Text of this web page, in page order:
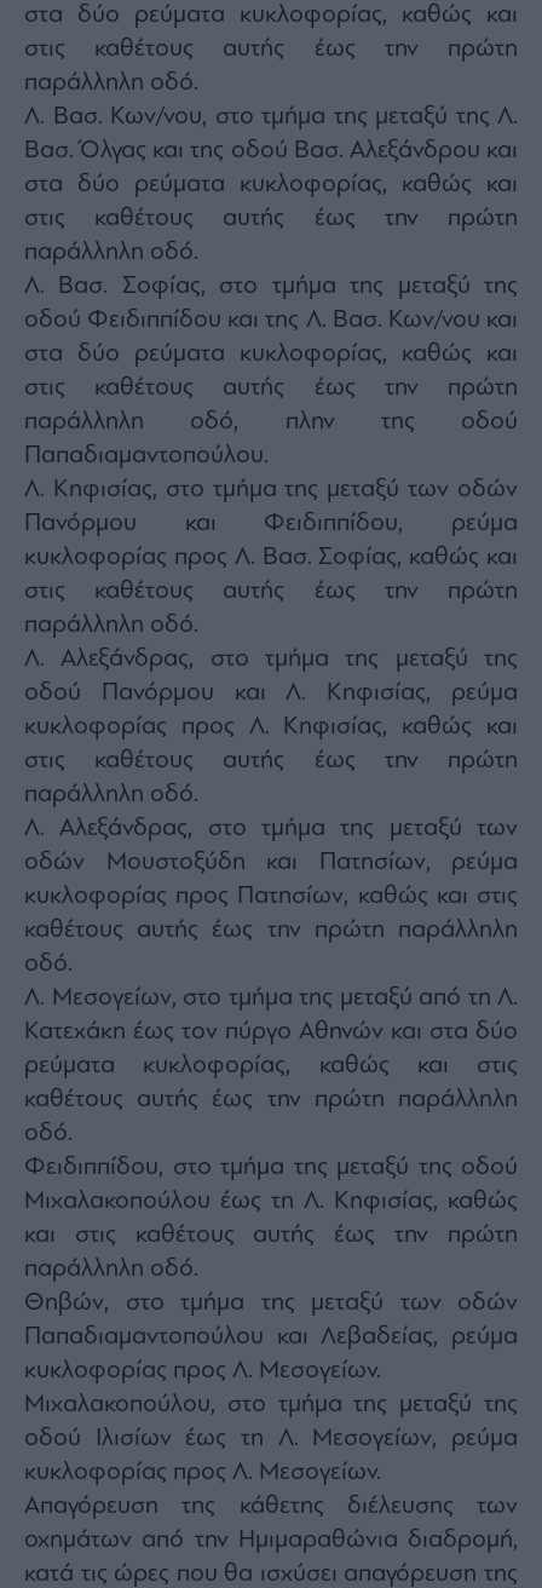
στα δύο ρεύματα κυκλοφορίας, καθώς και
στις καθέτους αυτής έως την πρώτη
παράλληλη οδό.
Λ. Βασ. Κων/νου, στο τμήμα της μεταξύ της Λ.
Βασ. Όλγας και της οδού Βασ. Αλεξάνδρου και
στα δύο ρεύματα κυκλοφορίας, καθώς και
στις καθέτους αυτής έως την πρώτη
παράλληλη οδό.
Λ. Βασ. Σοφίας, στο τμήμα της μεταξύ της
οδού Φειδιππίδου και της Λ. Βασ. Κων/νου και
στα δύο ρεύματα κυκλοφορίας, καθώς και
στις καθέτους αυτής έως την πρώτη
παράλληλη οδό, πλην της οδού
Παπαδιαμαντοπούλου.
Λ. Κηφισίας, στο τμήμα της μεταξύ των οδών
Πανόρμου και Φειδιππίδου, ρεύμα
κυκλοφορίας προς Λ. Βασ. Σοφίας, καθώς και
στις καθέτους αυτής έως την πρώτη
παράλληλη οδό.
Λ. Αλεξάνδρας, στο τμήμα της μεταξύ της
οδού Πανόρμου και Λ. Κηφισίας, ρεύμα
κυκλοφορίας προς Λ. Κηφισίας, καθώς και
στις καθέτους αυτής έως την πρώτη
παράλληλη οδό.
Λ. Αλεξάνδρας, στο τμήμα της μεταξύ των
οδών Μουστοξύδη και Πατησίων, ρεύμα
κυκλοφορίας προς Πατησίων, καθώς και στις
καθέτους αυτής έως την πρώτη παράλληλη
οδό.
Λ. Μεσογείων, στο τμήμα της μεταξύ από τη Λ.
Κατεχάκη έως τον πύργο Αθηνών και στα δύο
ρεύματα κυκλοφορίας, καθώς και στις
καθέτους αυτής έως την πρώτη παράλληλη
οδό.
Φειδιππίδου, στο τμήμα της μεταξύ της οδού
Μιχαλακοπούλου έως τη Λ. Κηφισίας, καθώς
και στις καθέτους αυτής έως την πρώτη
παράλληλη οδό.
Θηβών, στο τμήμα της μεταξύ των οδών
Παπαδιαμαντοπούλου και Λεβαδείας, ρεύμα
κυκλοφορίας προς Λ. Μεσογείων.
Μιχαλακοπούλου, στο τμήμα της μεταξύ της
οδού Ιλισίων έως τη Λ. Μεσογείων, ρεύμα
κυκλοφορίας προς Λ. Μεσογείων.
Απαγόρευση της κάθετης διέλευσης των
οχημάτων από την Ημιμαραθώνια διαδρομή,
κατά τις ώρες που θα ισχύσει απαγόρευση της